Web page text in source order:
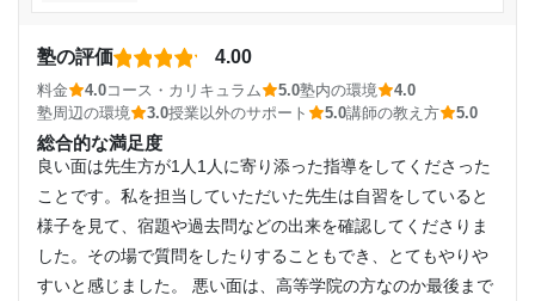
第一志望校： 合格
第二志望校：合格
第三志望校：
個別教室のトライ 総社駅前校の口コミをもっと見る
1日あたりの授業時間
2時間～3時間未満
月額料金
10,001円〜20,000円
目的の達成度
定期試験の前には試験対策を実施したりと、本人の状況に合
良かった。
塾内の環境
広い空間に机と椅子があるだけのイメージで、空気も澱んで
いたりと、環境的にはそこまで良かったとは思わないため。
塾周辺の環境
駅から遠くなく、商店街を抜けた場所にあるので常に人通り
があり通学に淋しかったり危険な場所はないため。
塾の評価 4.00
料金 4.0コース・カリキュラム 5.0塾内の環境
4.0
塾周辺の環境
3.0授業以外のサポート 5.0講師の教え方 5.0
総合的な満足度
良い面は先生方が1人1人に寄り添った指導をしてくださった
ことです。私を担当していただいた先生は自習をしていると
様子を見て、宿題や過去問などの出来を確認してくださりま
した。その場で質問をしたりすることもでき、とてもやりや
すいと感じました。 悪い面は、高等学院の方なのか最後まで